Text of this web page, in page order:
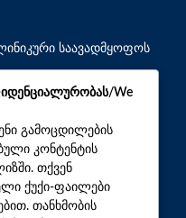
საავადმყოფოს
We
გამოცდილების
კონტენტის
თქვენ
ქუქი-ფაილები
თანხმობის